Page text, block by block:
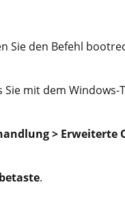
Sie den Befehl
mit dem
> Erweiterte
.